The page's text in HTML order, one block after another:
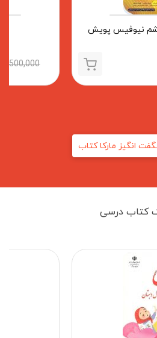
نیوفیس پویش
2,500,000
انگیز مارکا کتاب
کتاب درسی